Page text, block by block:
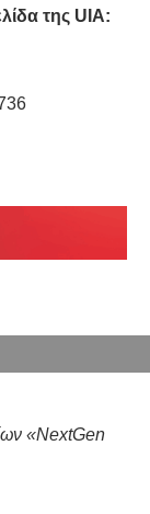
της UIA:
«NextGen